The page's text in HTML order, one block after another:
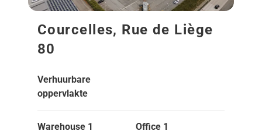
Courcelles, Rue de Liège
80
Verhuurbare
oppervlakte
Warehouse 1
Office 1